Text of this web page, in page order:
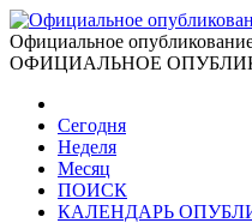
Официальное
ОФИЦИАЛЬНОЕ
Сегодня
Неделя
Месяц
ПОИСК
КАЛЕНДАРЬ